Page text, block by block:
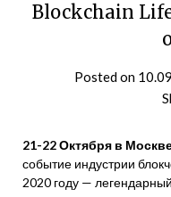
Blockchain Life
Posted on
21-22 Октября в
событие индустрии
2020 году —